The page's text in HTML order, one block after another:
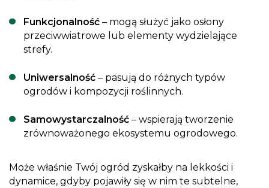
Funkcjonalność – mogą służyć jako osłony
przeciwwiatrowe lub elementy wydzielające
strefy.
Uniwersalność – pasują do różnych typów
ogrodów i kompozycji roślinnych.
Samowystarczalność – wspierają tworzenie
zrównoważonego ekosystemu ogrodowego.
Może właśnie Twój ogród zyskałby na lekkości i
dynamice, gdyby pojawiły się w nim te subtelne,